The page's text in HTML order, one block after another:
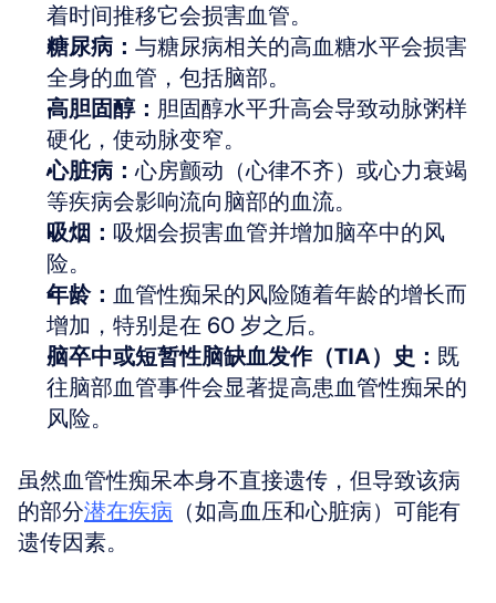
着时间推移它会损害血管。
糖尿病： 与糖尿病相关的高血糖水平会损害
全身的血管，包括脑部。
高胆固醇： 胆固醇水平升高会导致动脉粥样
硬化，使动脉变窄。
心脏病：心房颤动（心律不齐）或心力衰竭
等疾病会影响流向脑部的血流。
吸烟： 吸烟会损害血管并增加脑卒中的风
险。
年龄： 血管性痴呆的风险随着年龄的增长而
增加，特别是在 60 岁之后。
脑卒中或短暂性脑缺血发作（TIA）史： 既
往脑部血管事件会显著提高患血管性痴呆的
风险。
虽然血管性痴呆本身不直接遗传，但导致该病
的部分潜在疾病 （如高血压和心脏病）可能有
遗传因素。